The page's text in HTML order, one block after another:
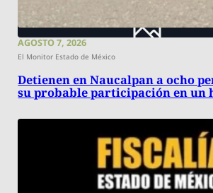
AGOSTO 7, 2026
El Monitor Estado de México
Detienen en Naucalpan a ocho
su probable participación en un